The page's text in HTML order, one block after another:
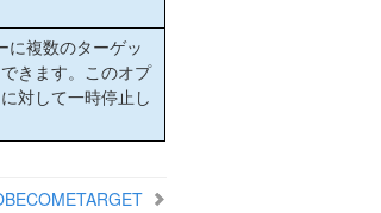
に複数のターゲッ
きます。このオプ
対して一時停止し